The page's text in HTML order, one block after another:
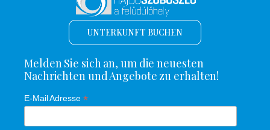
UNTERKUNFT BUCHEN
Melden Sie sich an, um die neuesten
Nachrichten und Angebote zu erhalten!
E-Mail Adresse *